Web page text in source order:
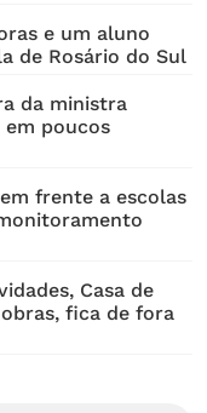
e um aluno
de Rosário do Sul
da ministra
em poucos
frente a escolas
Casa de
fica de fora